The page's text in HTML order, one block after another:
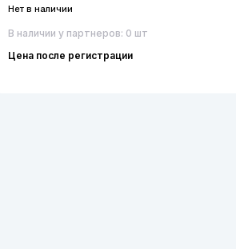
Нет в наличии
В наличии у партнеров: 0 шт
Цена после регистрации